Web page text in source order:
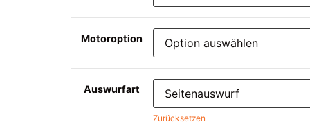
Motoroption
Auswurfart
Zurücksetzen